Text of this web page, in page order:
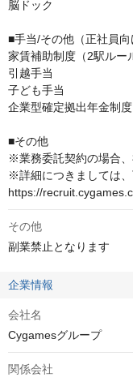
脳ドック
■手当/その他（正社員向
家賃補助制度（2駅ルー
引越手当
子ども手当
企業型確定拠出年金制度
■その他
※業務委託契約の場合、
※詳細につきましては、
https://
その他
副業禁止となります
企業情報
会社名
Cygamesグループ
関係会社